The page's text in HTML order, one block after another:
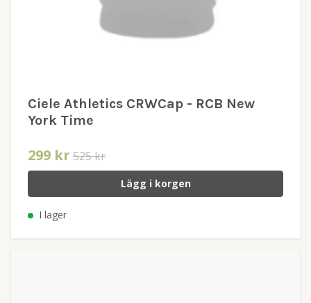
Ciele Athletics CRWCap - RCB New
York Time
299 kr 525 kr
Lägg i korgen
I lager